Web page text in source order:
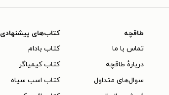
طاقچه
تماس با ما
دربارهٔ طاقچه
سوال‌های متداول
کتاب‌های پیشنهادی
کتاب بادام
کتاب کیمیاگر
کتاب اسب سیاه